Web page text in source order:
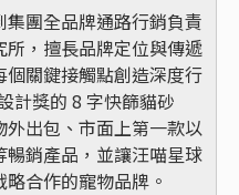
團全品牌通路行銷負責
，擅長品牌定位與傳遞
關鍵接觸點創造深度行
計獎的 8 字快篩貓砂
出包、市面上第一款以
銷產品，並讓汪喵星球
合作的寵物品牌。